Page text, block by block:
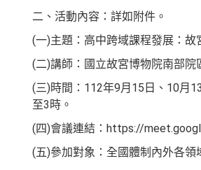
二、活動內容：詳如附件。
(一)主題：高中跨域課程發展：故
(二)講師：國立故宮博物院南部院
(三)時間：112年9月15日、10月
至3時。
(四)會議連結：https://
(五)參加對象：全國體制內外各